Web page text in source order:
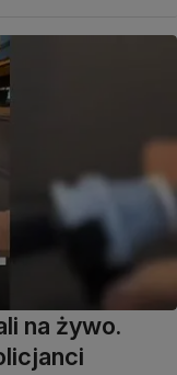
na żywo.